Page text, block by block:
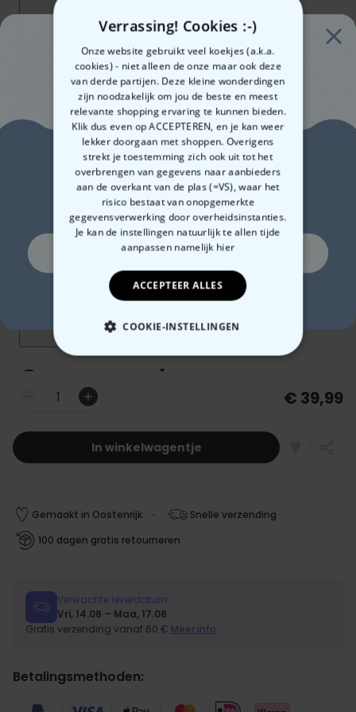
€ 39,99
In winkelwagentje
Gemaakt in Oostenrijk
Snelle verzending
100 dagen gratis retourneren
Verwachte leverdatum:
Vri, 14.08 – Maa, 17.08
Gratis verzending vanaf 60 € Meer info
Betalingsmethoden:
Verrassing! Cookies :-)
Onze website gebruikt veel koekjes (a.k.a.
cookies) - niet alleen de onze maar ook deze
van derde partijen. Deze kleine wonderdingen
zijn noodzakelijk om jou de beste en meest
relevante shopping ervaring te kunnen bieden.
Klik dus even op ACCEPTEREN, en je kan weer
lekker doorgaan met shoppen. Overigens
strekt je toestemming zich ook uit tot het
overbrengen van gegevens naar aanbieders
aan de overkant van de plas (=VS), waar het
risico bestaat van onopgemerkte
gegevensverwerking door overheidsinstanties.
Je kan de instellingen natuurlijk te allen tijde
aanpassen namelijk hier
ACCEPTEER ALLES
COOKIE-INSTELLINGEN
Zin in
10% korting?
Ja, graag!
Nee, ik ben geen fan van korting